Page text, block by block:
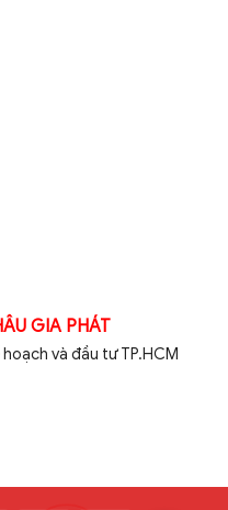
GIA PHÁT
và đầu tư TP.HCM